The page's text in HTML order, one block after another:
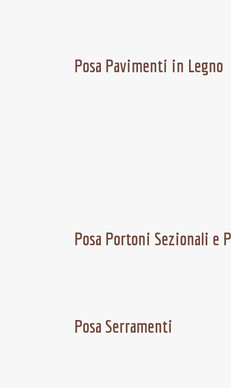
Posa Pavimenti in Legno
Posa Portoni Sezionali e
Posa Serramenti